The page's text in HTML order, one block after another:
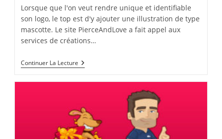
Lorsque que l'on veut rendre unique et identifiable
son logo, le top est d'y ajouter une illustration de type
mascotte. Le site PierceAndLove a fait appel aux
services de créations…
Continuer La Lecture Logo
/